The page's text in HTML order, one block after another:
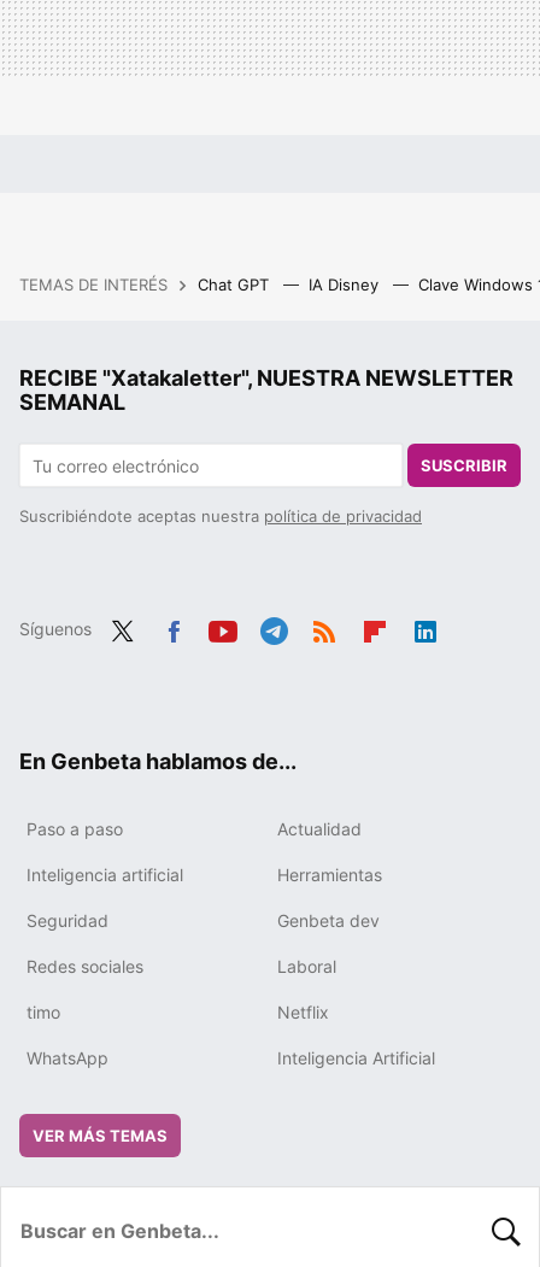
TEMAS DE INTERÉS Chat GPT IA Disney Clave Windows
RECIBE "Xatakaletter", NUESTRA NEWSLETTER
SEMANAL
SUSCRIBIR
Suscribiéndote aceptas nuestra política de privacidad
Síguenos
En Genbeta hablamos de...
Paso a paso Actualidad
Inteligencia artificial Herramientas
Seguridad Genbeta dev
Redes sociales Laboral
timo Netflix
WhatsApp Inteligencia Artificial
VER MÁS TEMAS